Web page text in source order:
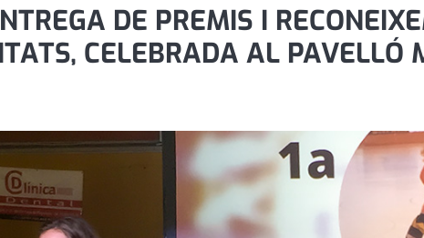
DE PREMIS I
CELEBRADA AL PAVELLÓ